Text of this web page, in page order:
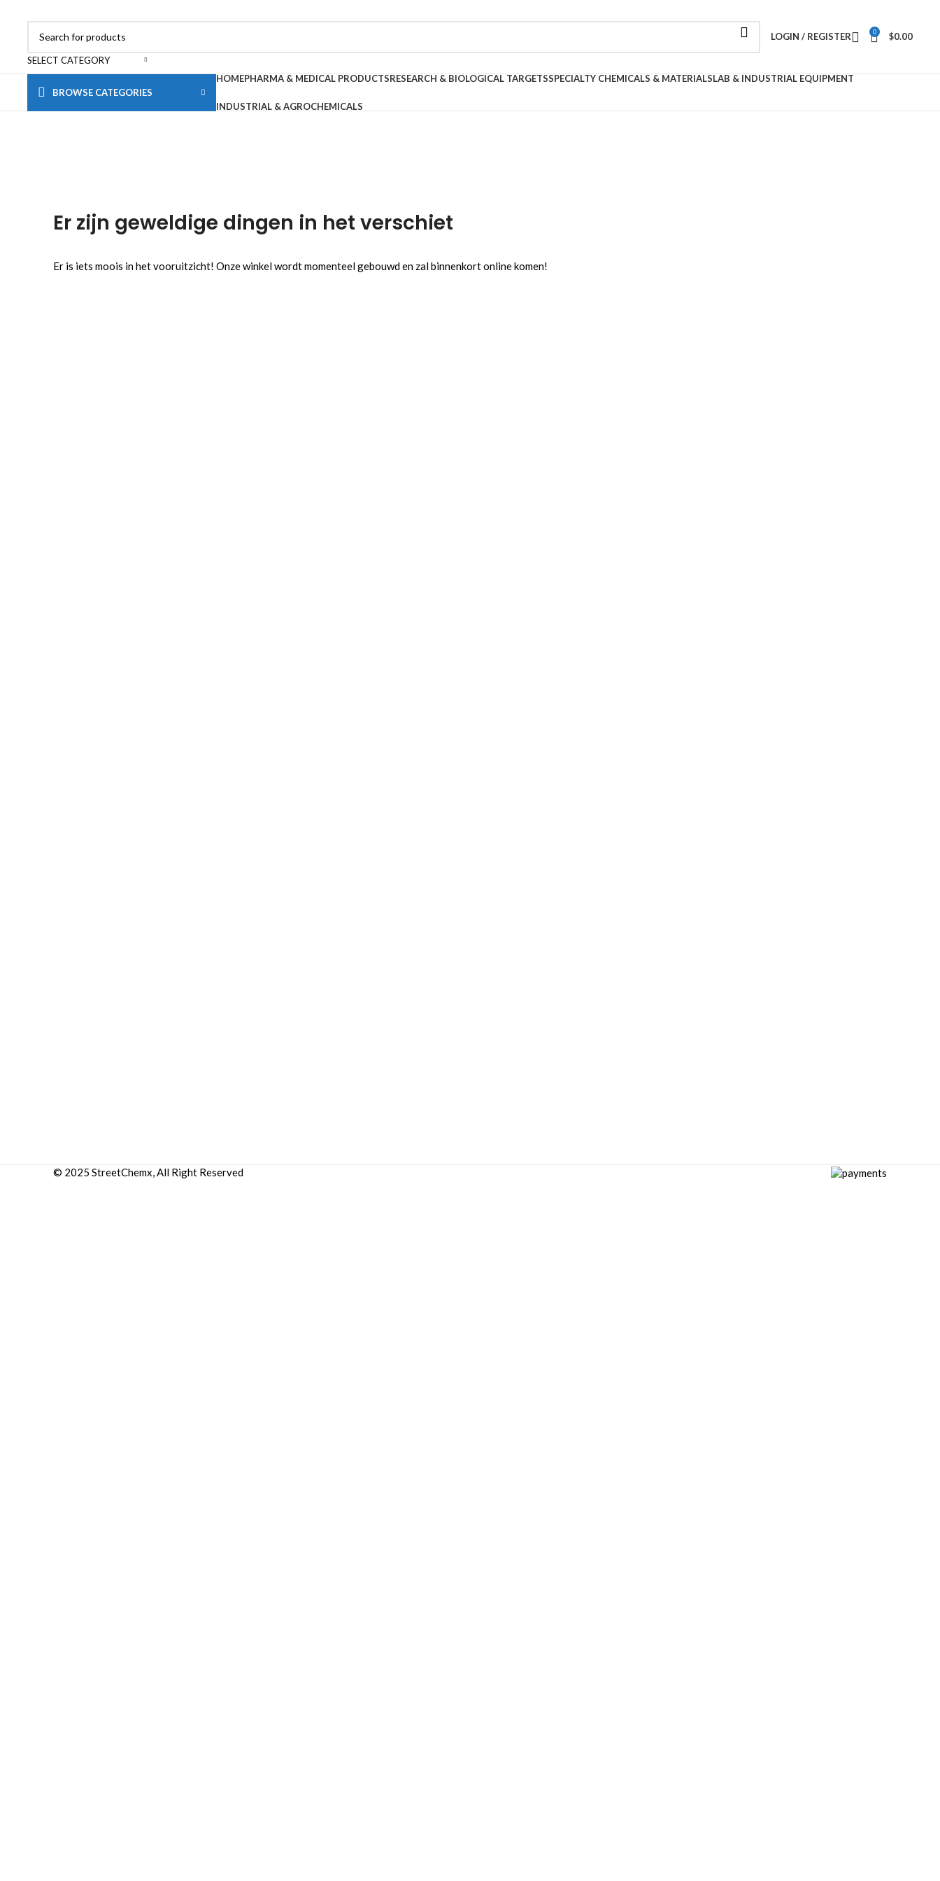
SELECT CATEGORY
LOGIN / REGISTER 0 $0.00
BROWSE CATEGORIES
HOMEPHARMA & MEDICAL PRODUCTSRESEARCH & BIOLOGICAL TARGETSSPECIALTY CHEMICALS & MATERIALSLAB & INDUSTRIAL EQUIPMENT
INDUSTRIAL & AGROCHEMICALS
Er zijn geweldige dingen in het verschiet
Er is iets moois in het vooruitzicht! Onze winkel wordt momenteel gebouwd en zal binnenkort online komen!
© 2025 StreetChemx, All Right Reserved